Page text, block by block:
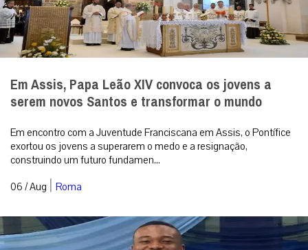
Em Assis, Papa Leão XIV convoca os jovens a
serem novos Santos e transformar o mundo
Em encontro com a Juventude Franciscana em Assis, o Pontífice
exortou os jovens a superarem o medo e a resignação,
construindo um futuro fundamen...
06 / Aug | Roma